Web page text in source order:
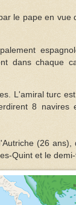
le pape en vue
dans chaque
L'amiral turc
8
(26 ans),
Quint et le